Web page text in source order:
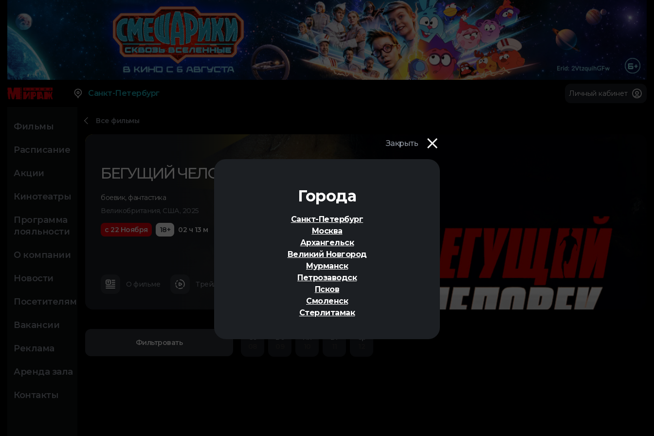
Закрыть
Города
Санкт-Петербург
Москва
Архангельск
Великий Новгород
Мурманск
Петрозаводск
Псков
Смоленск
Стерлитамак
Санкт-Петербург Личный кабинет
Фильмы
Расписание
Акции
Кинотеатры
Программа
лояльности
О компании
Новости
Посетителям
Вакансии
Реклама
Аренда зала
Контакты
Все фильмы
БЕГУЩИЙ ЧЕЛОВЕК
боевик,фантастика
Великобритания, США, 2025
с 22 Ноября 18+ 02 ч 13 м
О фильме Трейлер
Фильтровать
Сб
Вс
Пн
Вт
Ср